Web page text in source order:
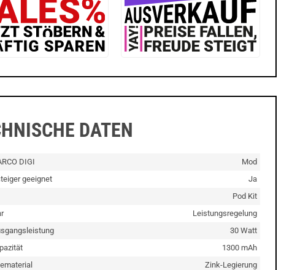
DATEN
DIGI
Mod
geeignet
Ja
Pod Kit
Leistungsregelung
30 Watt
1300 mAh
Zink-Legierung